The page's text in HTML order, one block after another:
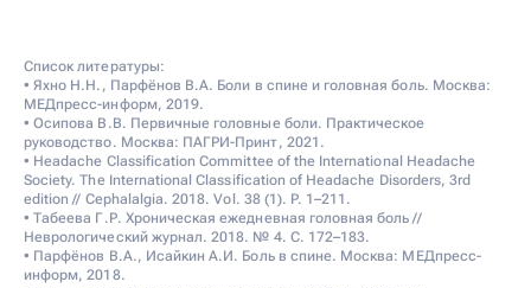
Список литературы:
• Яхно Н.Н., Парфёнов В.А. Боли в спине и головная боль. Москва:
МЕДпресс-информ, 2019.
• Осипова В.В. Первичные головные боли. Практическое
руководство. Москва: ПАГРИ-Принт, 2021.
• Headache Classification Committee of the International Headache
Society. The International Classification of Headache Disorders, 3rd
edition // Cephalalgia. 2018. Vol. 38 (1). P. 1–211.
• Табеева Г.Р. Хроническая ежедневная головная боль //
Неврологический журнал. 2018. № 4. С. 172–183.
• Парфёнов В.А., Исайкин А.И. Боль в спине. Москва: МЕДпресс-
информ, 2018.